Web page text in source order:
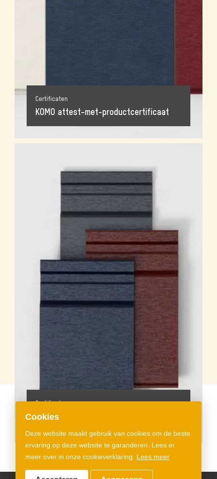
Cookies
Deze website maakt gebruik van cookies om de beste
ervaring op deze website te garanderen. Lees er
meer over in onze cookieverklaring. Lees meer
Certificaten
KOMO attest-met-productcertificaat
Certificaten
CE-certificaat